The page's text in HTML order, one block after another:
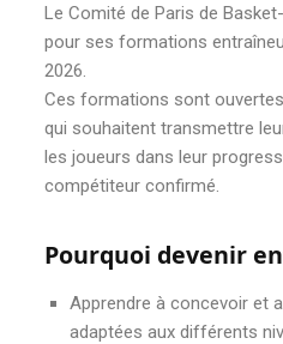
r
m
a
o
n
Le Comité de Paris de
pour ses formations
2026.
Ces formations sont
qui souhaitent transmettre
les joueurs dans leur
compétiteur confirmé.
Pourquoi devenir
Apprendre à concevoir et
adaptées aux différents